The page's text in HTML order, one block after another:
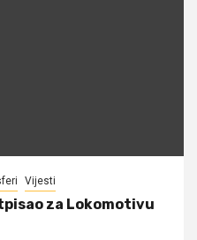
Vijesti
za Lokomotivu